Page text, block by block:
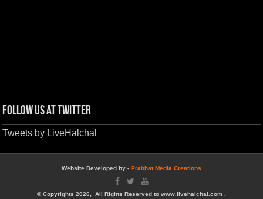
Follow us at Twitter
Tweets by LiveHalchal
Website Developed by - Prabhat Media Creations
© Copyrights 2026, All Rights Reserved to www.livehalchal.com .